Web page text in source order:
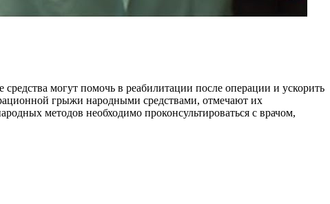
могут помочь в реабилитации после операции и ускорить
грыжи народными средствами, отмечают их
методов необходимо проконсультироваться с врачом,